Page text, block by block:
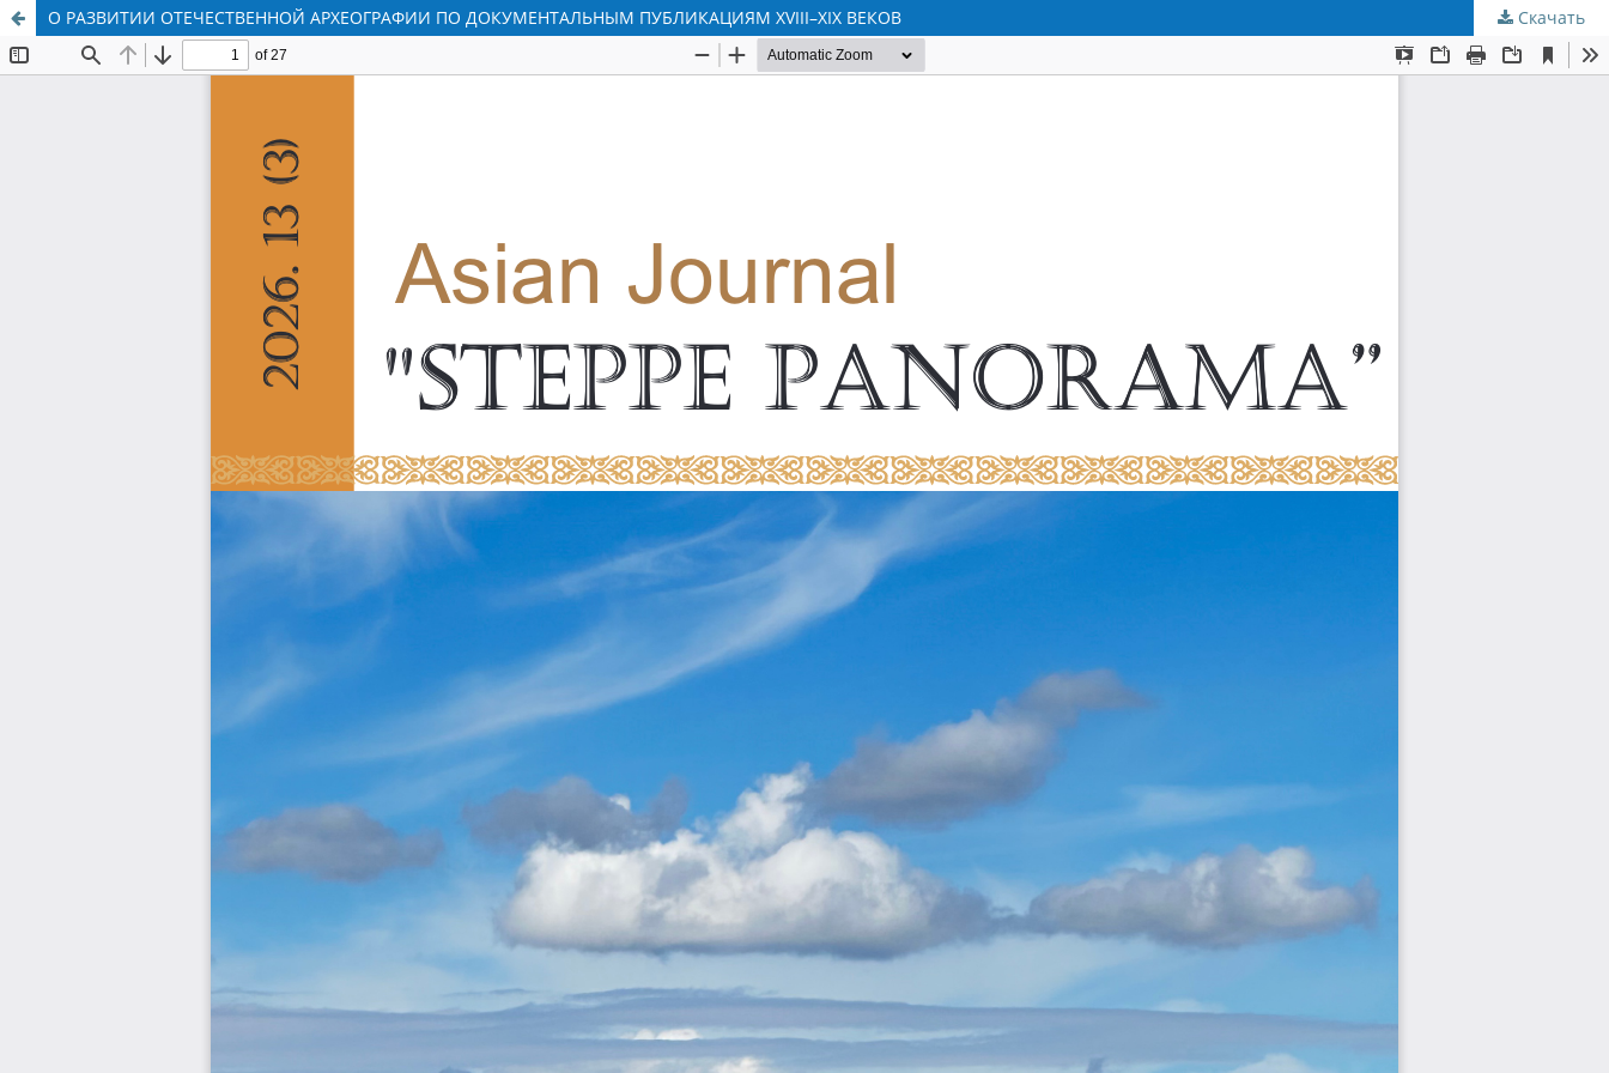
О РАЗВИТИИ ОТЕЧЕСТВЕННОЙ АРХЕОГРАФИИ ПО ДОКУМЕНТАЛЬНЫМ ПУБЛИКАЦИЯМ XVIII–XIX ВЕКОВ Скачать